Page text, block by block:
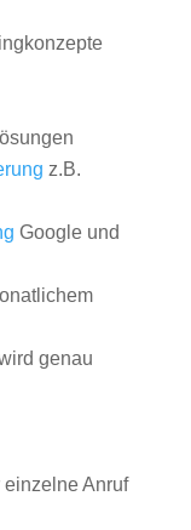
z.B.
Google und
genau
Anruf